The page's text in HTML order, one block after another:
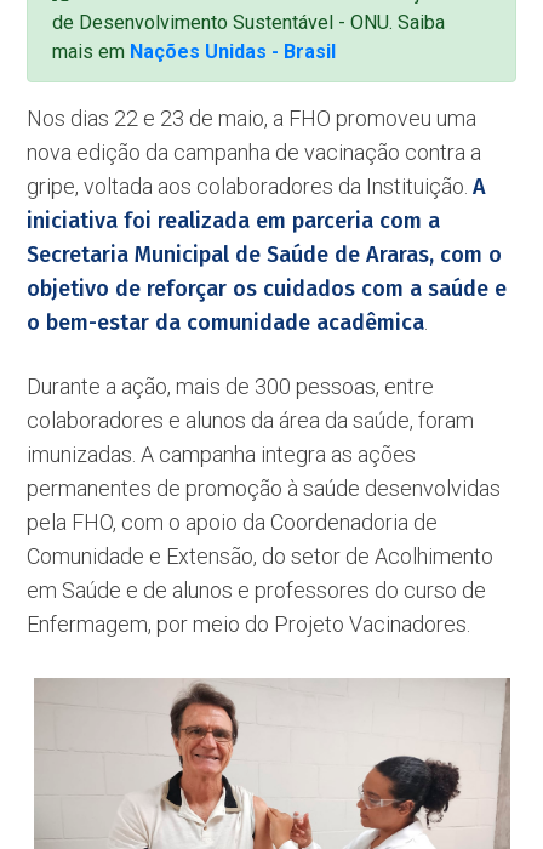
de Desenvolvimento Sustentável - ONU. Saiba
mais em Nações Unidas - Brasil
Nos dias 22 e 23 de maio, a FHO promoveu uma
nova edição da campanha de vacinação contra a
gripe, voltada aos colaboradores da Instituição.A
iniciativa foi realizada em parceria com a
Secretaria Municipal de Saúde de Araras, com o
objetivo de reforçar os cuidados com a saúde e
o bem-estar da comunidade acadêmica
Durante a ação, mais de 300 pessoas, entre
colaboradores e alunos da área da saúde, foram
imunizadas. A campanha integra as ações
permanentes de promoção à saúde desenvolvidas
pela FHO, com o apoio da Coordenadoria de
Comunidade e Extensão, do setor de Acolhimento
em Saúde e de alunos e professores do curso de
Enfermagem, por meio do Projeto Vacinadores.